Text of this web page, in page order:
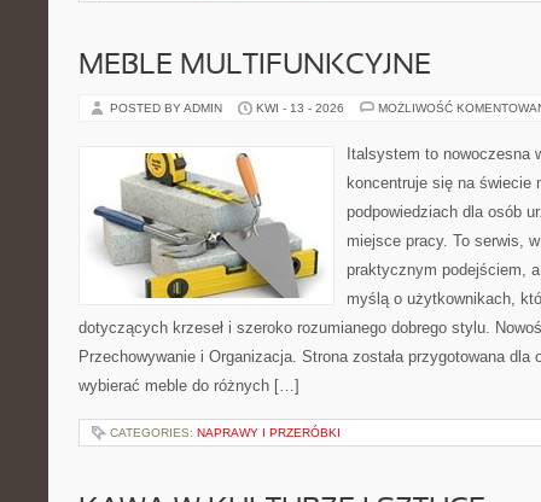
MEBLE MULTIFUNKCYJNE
POSTED BY ADMIN KWI - 13 - 2026 MOŻLIWOŚĆ
Italsystem to nowoczesna
koncentruje się na świecie
podpowiedziach dla osób
miejsce pracy. To serwis,
praktycznym podejściem,
myślą o użytkownikach,
dotyczących krzeseł i szeroko rozumianego dobrego stylu.
Przechowywanie i Organizacja. Strona została przygotowana
wybierać meble do różnych […]
CATEGORIES: NAPRAWY I PRZERÓBKI